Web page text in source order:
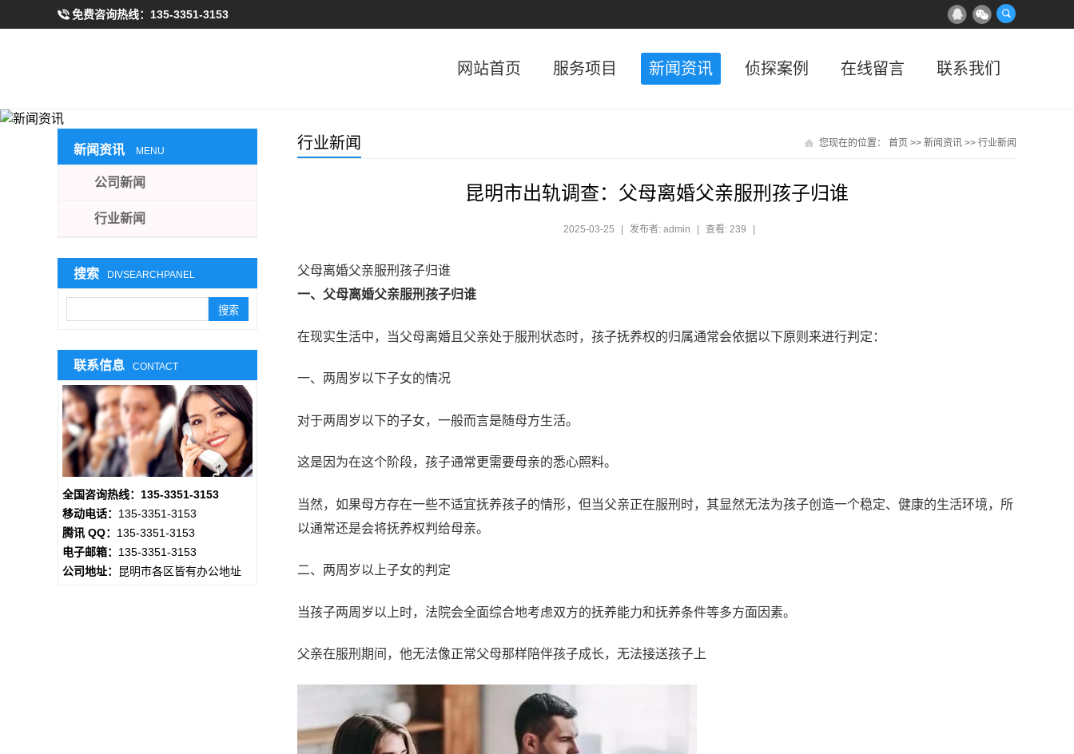
免费咨询热线： 135-3351-3153
网站首页 服务项目 新闻资讯 侦探案例 在线留言 联系我们
您现在的位置： 首页 >> 新闻资讯 >> 行业新闻
行业新闻
昆明市出轨调查：父母离婚父亲服刑孩子归谁
2025-03-25 发布者: admin 查看: 239
父母离婚父亲服刑孩子归谁
一、父母离婚父亲服刑孩子归谁
在现实生活中，当父母离婚且父亲处于服刑状态时，孩子抚养权的归属通常会依据以下原则来进行判定：
一、两周岁以下子女的情况
对于两周岁以下的子女，一般而言是随母方生活。
这是因为在这个阶段，孩子通常更需要母亲的悉心照料。
当然，如果母方存在一些不适宜抚养孩子的情形，但当父亲正在服刑时，其显然无法为孩子创造一个稳定、健康的生活环境，所
以通常还是会将抚养权判给母亲。
二、两周岁以上子女的判定
当孩子两周岁以上时，法院会全面综合地考虑双方的抚养能力和抚养条件等多方面因素。
父亲在服刑期间，他无法像正常父母那样陪伴孩子成长，无法接送孩子上
新闻资讯 MENU
公司新闻
行业新闻
搜索 DIVSEARCHPANEL
联系信息 CONTACT
全国咨询热线：135-3351-3153
移动电话： 135-3351-3153
腾讯 QQ： 135-3351-3153
电子邮箱： 135-3351-3153
公司地址：
昆明市各区皆有办公地址